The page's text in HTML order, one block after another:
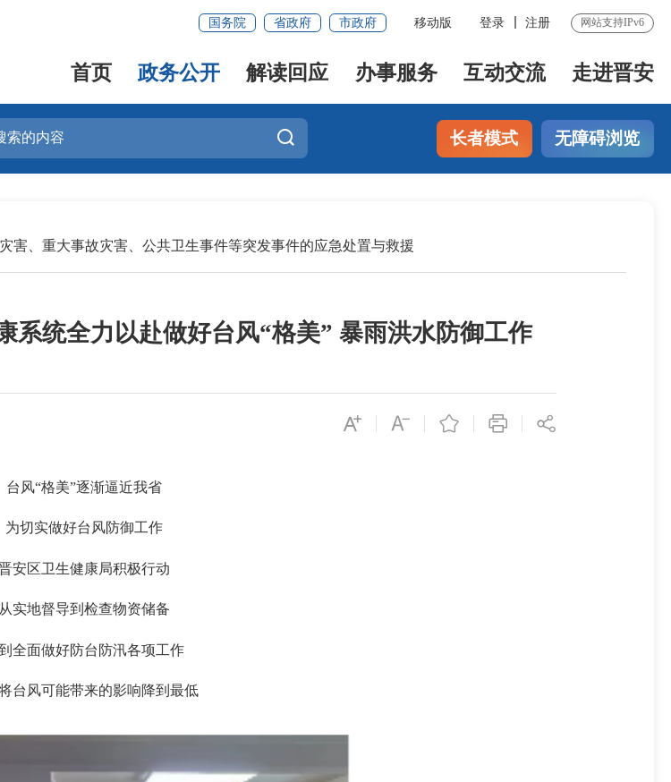
国务院 省政府 市政府 移动版 登录 注册 网站支持IPv6
首页 政务公开 解读回应 办事服务 互动交流 走进晋安
长者模式 无障碍浏览
害、重大事故灾害、公共卫生事件等突发事件的应急处置与救援
系统全力以赴做好台风“格美” 暴雨洪水防御工作
“格美”逐渐逼近我省
实做好台风防御工作
区卫生健康局积极行动
地督导到检查物资储备
面做好防台防汛各项工作
风可能带来的影响降到最低